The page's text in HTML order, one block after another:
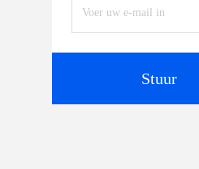
Stuur